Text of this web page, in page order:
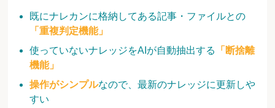
既にナレカンに格納してある記事・ファイルとの
「重複判定機能」
使っていないナレッジをAIが自動抽出する
「断捨離
機能」
操作がシンプルなので、最新のナレッジに更新しや
すい